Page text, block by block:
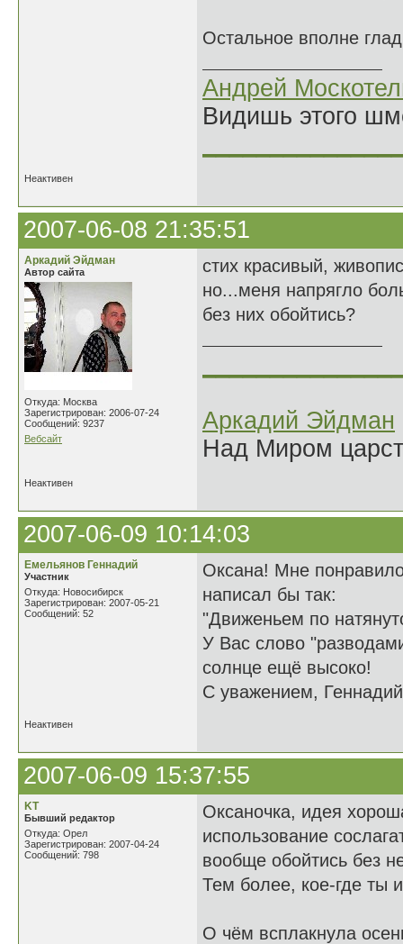
Остальное вполне
Андрей
Видишь этого
Неактивен
2007-06-08 21:35:51
Аркадий Эйдман
Автор сайта
Откуда: Москва
Зарегистрирован: 2006-07-24
Сообщений: 9237
Вебсайт
стих красивый,
но...меня напрягло
без них обойтись?
Аркадий Эйдман
Над Миром
Неактивен
2007-06-09 10:14:03
Емельянов Геннадий
Участник
Откуда: Новосибирск
Зарегистрирован: 2007-05-21
Сообщений: 52
Оксана! Мне
написал бы так:
"Движеньем по
У Вас слово
солнце ещё высоко!
С уважением,
Неактивен
2007-06-09 15:37:55
KT
Бывший редактор
Откуда: Орел
Зарегистрирован: 2007-04-24
Сообщений: 798
Оксаночка, идея
использование
вообще обойтись без
Тем более, кое-где ты
О чём всплакнула